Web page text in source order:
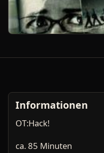
Informationen
OT:Hack!
ca. 85 Minuten